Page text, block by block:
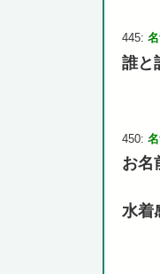
445:
誰と
450:
お名
水着